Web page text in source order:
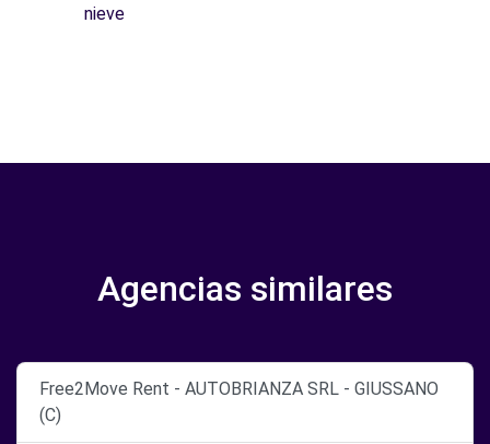
nieve
Agencias similares
Free2Move Rent - AUTOBRIANZA SRL - GIUSSANO
(C)